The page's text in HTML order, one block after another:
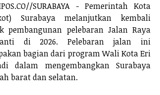
SURABAYA - Pemerintah Kota
Surabaya melanjutkan kembali
pembangunan pelebaran Jalan Raya
di 2026. Pelebaran jalan ini
bagian dari program Wali Kota Eri
dalam mengembangkan Surabaya
barat dan selatan.